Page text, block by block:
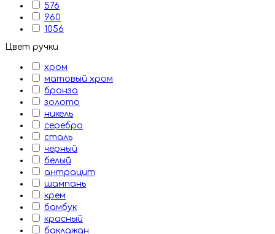
576
960
1056
Цвет ручки
хром
матовый хром
бронза
золото
никель
серебро
сталь
черный
белый
антрацит
шампань
крем
бамбук
красный
баклажан